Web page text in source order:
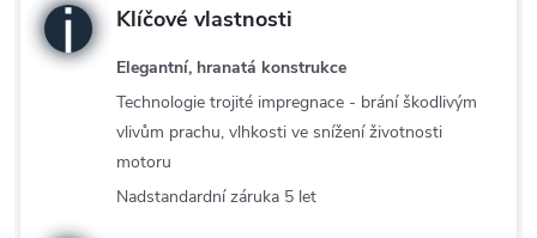
Klíčové vlastnosti
Elegantní, hranatá konstrukce
Technologie trojité impregnace - brání škodlivým
vlivům prachu, vlhkosti ve snížení životnosti
motoru
Nadstandardní záruka 5 let